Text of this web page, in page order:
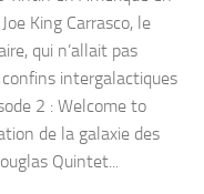
King Carrasco, le
qui n’allait pas
intergalactiques
2 : Welcome to
de la galaxie des
Quintet...